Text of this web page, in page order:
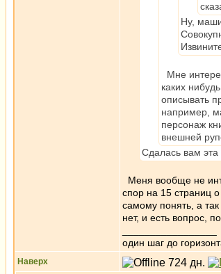
Ну,
Мне
каких
описывать
например,
персонаж
внешней
Сдалась вам
Меня вообще не
спор на 15 страниц
самому понять, а
нет, и есть вопрос,
один шаг до
Наверх